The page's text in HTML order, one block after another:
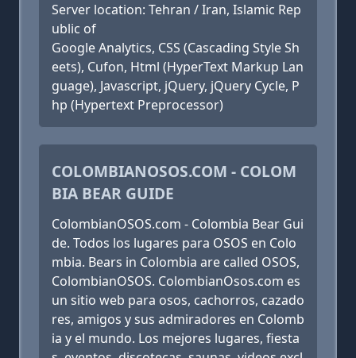
Server location: Tehran / Iran, Islamic Rep
ublic of
Google Analytics, CSS (Cascading Style Sh
eets), Cufon, Html (HyperText Markup Lan
guage), Javascript, jQuery, jQuery Cycle, P
hp (Hypertext Preprocessor)
COLOMBIANOSOS.COM - COLOM
BIA BEAR GUIDE
ColombianOSOS.com - Colombia Bear Gui
de. Todos los lugares para OSOS en Colo
mbia. Bears in Colombia are called OSOS,
ColombianOSOS. ColombianOsos.com es
un sitio web para osos, cachorros, cazado
res, amigos y sus admiradores en Colomb
ia y el mundo. Los mejores lugares, fiesta